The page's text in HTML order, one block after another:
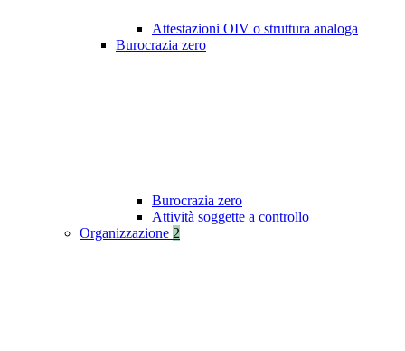
Attestazioni OIV o struttura analoga
Burocrazia zero
Burocrazia zero
Attività soggette a controllo
Organizzazione 2